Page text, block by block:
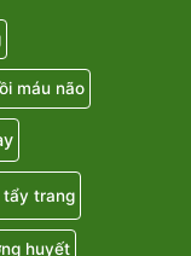
máu não
tẩy trang